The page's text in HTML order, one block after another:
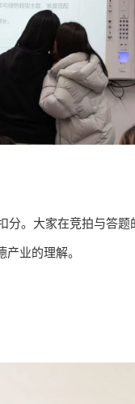
。大家在竞拍与答
业的理解。